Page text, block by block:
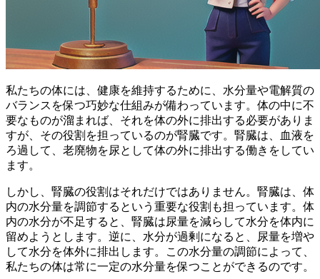
私たちの体には、健康を維持するために、水分量や電解質の
バランスを保つ巧妙な仕組みが備わっています。体の中に不
要なものが溜まれば、それを体の外に排出する必要がありま
すが、その役割を担っているのが腎臓です。腎臓は、
血液を
ろ過して、老廃物を尿として体の外に排出する働き をしてい
ます。
しかし、腎臓の役割はそれだけではありません。腎臓は、 体
内の水分量を調節する という重要な役割も担っています。体
内の水分が不足すると、腎臓は尿量を減らして水分を体内に
留めようとします。逆に、水分が過剰になると、尿量を増や
して水分を体外に排出します。この水分量の調節によって、
私たちの体は常に一定の水分量を保つことができるのです。